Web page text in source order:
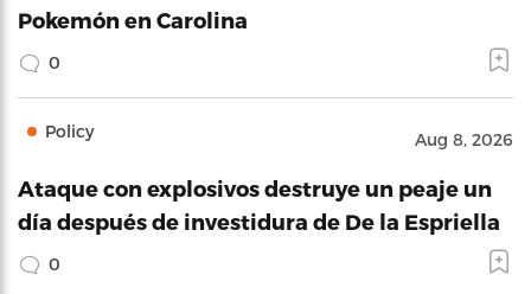
Pokemón en Carolina
0
Policy Aug 8, 2026
Ataque con explosivos destruye un peaje un
día después de investidura de De la Espriella
0